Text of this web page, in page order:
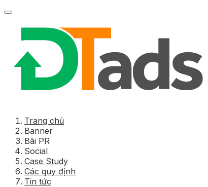
Trang chủ
Banner
Bài PR
Social
Case Study
Các quy định
Tin tức